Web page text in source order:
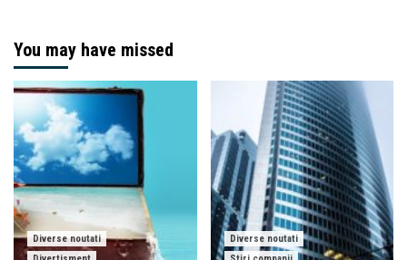
You may have missed
Diverse noutati
Diverse noutati